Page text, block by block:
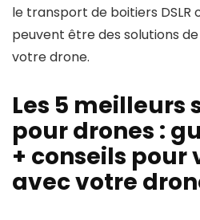
le transport de boitiers DSLR
peuvent être des solutions
votre drone.
Les 5 meilleurs
pour drones :
+ conseils pour
avec votre